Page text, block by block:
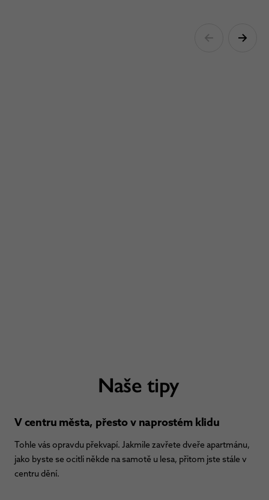
Naše tipy
V centru města, přesto v naprostém klidu
Tohle vás opravdu překvapí. Jakmile zavřete dveře apartmánu,
jako byste se ocitli někde na samotě u lesa, přitom jste stále v
centru dění.